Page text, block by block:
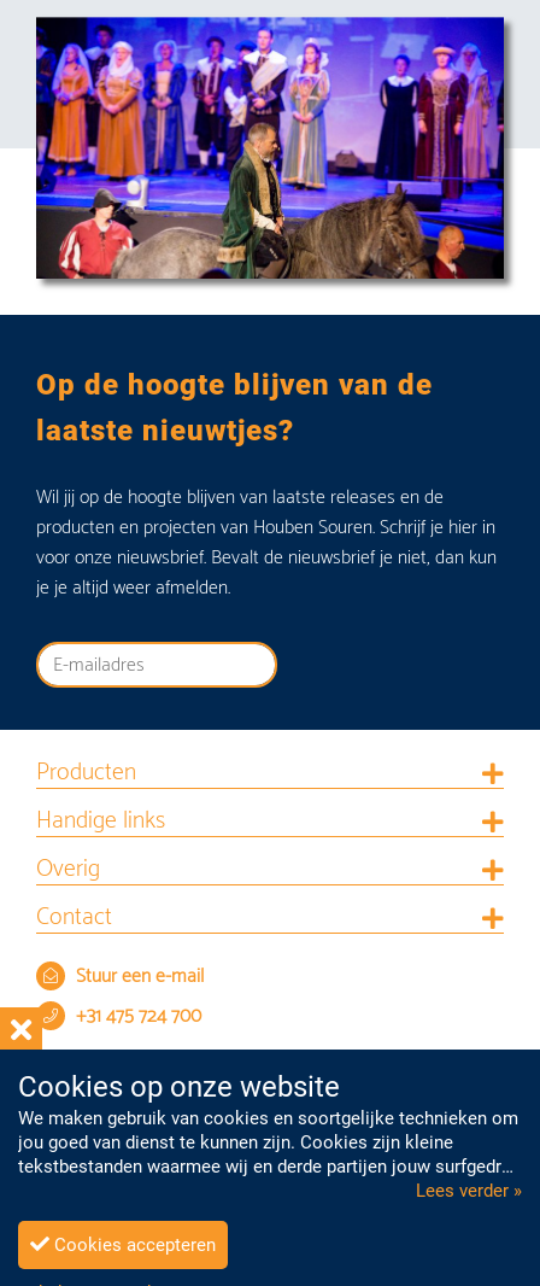
Op de hoogte blijven van de
laatste nieuwtjes?
Wil jij op de hoogte blijven van laatste releases en de
producten en projecten van Houben Souren. Schrijf je hier in
voor onze nieuwsbrief. Bevalt de nieuwsbrief je niet, dan kun
je je altijd weer afmelden.
Producten
Handige links
Overig
Contact
Stuur een e-mail
+31 475 724 700
Cookies op onze website
We maken gebruik van cookies en soortgelijke technieken om
jou goed van dienst te kunnen zijn. Cookies zijn kleine
tekstbestanden waarmee wij en derde partijen jouw surfgedrag
op onze website kunnen volgen. Met deze informatie kunnen
Cookies zorgen er ook voor dat je informatie kunt delen via de
sociale mediakanalen.
Lees verder »
Cookies accepteren